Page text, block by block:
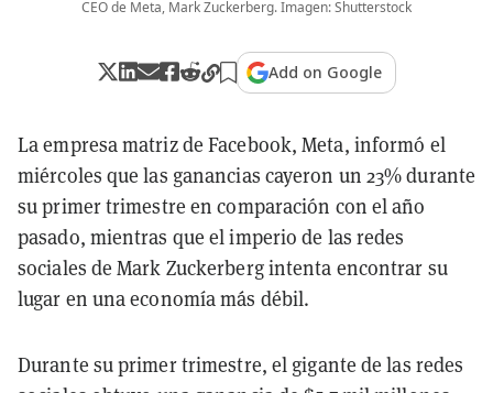
CEO de Meta, Mark Zuckerberg. Imagen: Shutterstock
Add on Google
La empresa matriz de Facebook, Meta, informó el
miércoles que las ganancias cayeron un 23% durante
su primer trimestre en comparación con el año
pasado, mientras que el imperio de las redes
sociales de Mark Zuckerberg intenta encontrar su
lugar en una economía más débil.
Durante su primer trimestre, el gigante de las redes